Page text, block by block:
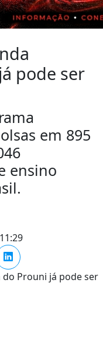
pode ser
em 895
ensino